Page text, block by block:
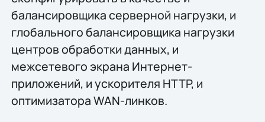
балансировщика серверной нагрузки, и
глобального балансировщика нагрузки
центров обработки данных, и
межсетевого экрана Интернет-
приложений, и ускорителя HTTP, и
оптимизатора WAN-линков.